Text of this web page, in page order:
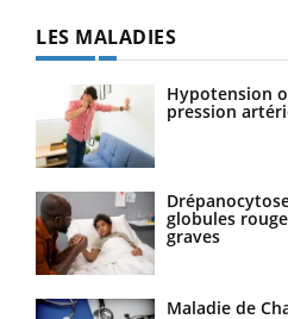
LES MALADIES
Hypotension
pression
globules
graves
Maladie de